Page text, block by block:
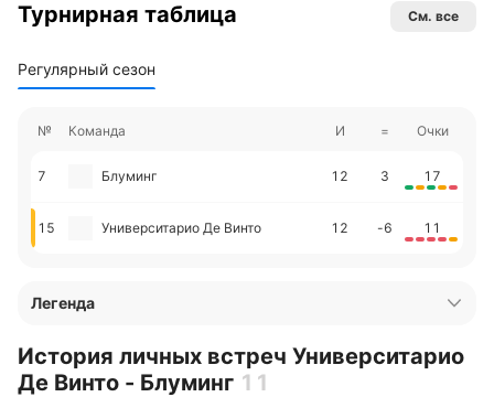
Турнирная таблица См. все
Регулярный сезон
№ Команда И = Очки
7 Блуминг 12 3 17
15 Университарио Де Винто 12 -6 11
Легенда
История личных встреч Университарио
Де Винто - Блуминг 11